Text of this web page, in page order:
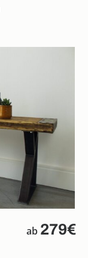
ab 279€